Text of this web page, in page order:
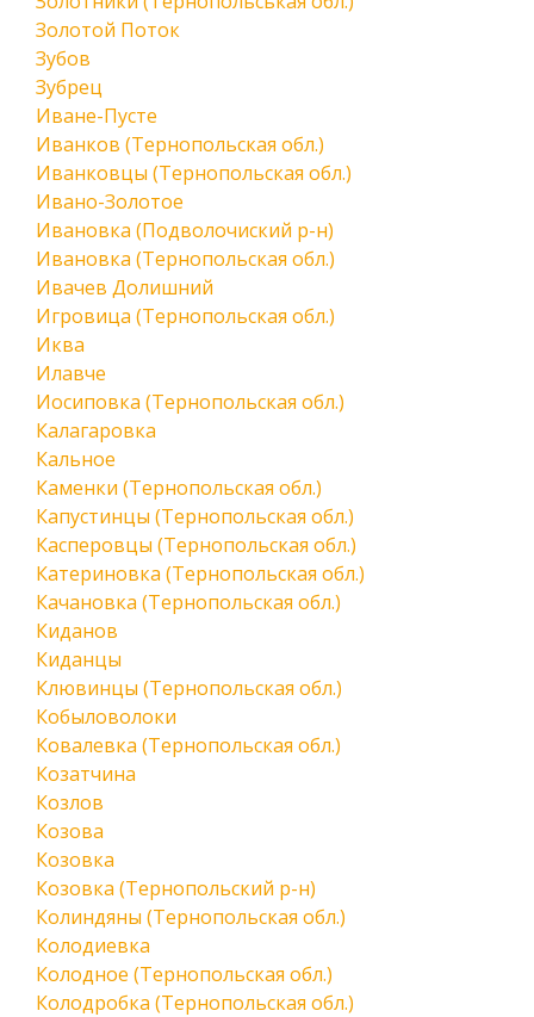
Золотой Поток
Зубов
Зубрец
Иване-Пусте
Иванков (Тернопольская обл.)
Иванковцы (Тернопольская обл.)
Ивано-Золотое
Ивановка (Подволочиский р-н)
Ивановка (Тернопольская обл.)
Ивачев Долишний
Игровица (Тернопольская обл.)
Иква
Илавче
Иосиповка (Тернопольская обл.)
Калагаровка
Кальное
Каменки (Тернопольская обл.)
Капустинцы (Тернопольская обл.)
Касперовцы (Тернопольская обл.)
Катериновка (Тернопольская обл.)
Качановка (Тернопольская обл.)
Киданов
Киданцы
Клювинцы (Тернопольская обл.)
Кобыловолоки
Ковалевка (Тернопольская обл.)
Козатчина
Козлов
Козова
Козовка
Козовка (Тернопольский р-н)
Колиндяны (Тернопольская обл.)
Колодиевка
Колодное (Тернопольская обл.)
Колодробка (Тернопольская обл.)